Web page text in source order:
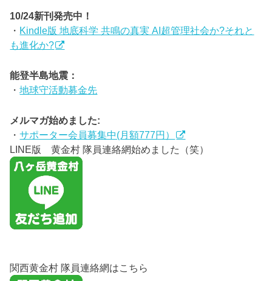
10/24新刊発売中！
・ Kindle版 地底科学 共鳴の真実 AI超管理社会か?それと
も進化か?
能登半島地震：
・地球守活動募金先
メルマガ始めました:
・サポーター会員募集中(月額777円）
LINE版 黄金村 隊員連絡網始めました（笑）
関西黄金村 隊員連絡網はこちら